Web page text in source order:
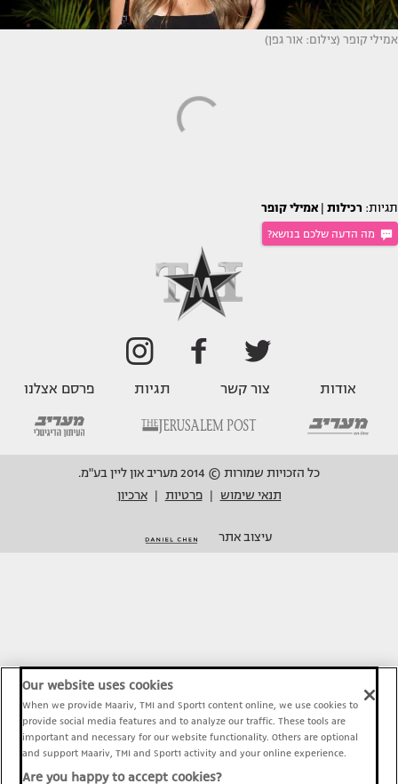
אמילי קופר (צילום: אור גפן)
תגיות: רכילות אמילי קופר
מה הדעה שלכם בנושא?
אודות צור קשר תגיות פרסם אצלנו
כל הזכויות שמורות © 2014 מעריב און ליין בע"מ.
תנאי שימוש
פרטיות ארכיון
עיצוב אתר
Our website uses cookies
When we provide Maariv, TMI and Sport1 content online, we use cookies to
provide social media features and to analyze our traffic. These tools are
important and necessary for our website functionality. Others are optional
and support Maariv, TMI and Sport1 activity and your online experience.
Are you happy to accept cookies?